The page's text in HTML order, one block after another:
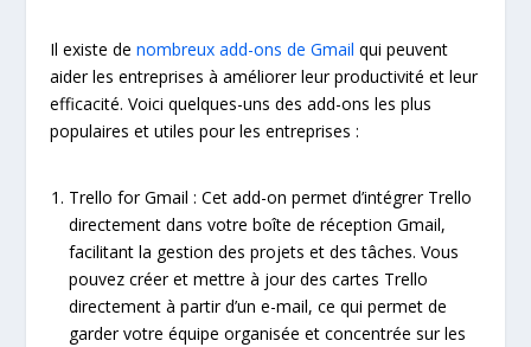
Il existe denombreux add-ons de Gmail qui peuvent
aider les entreprises à améliorer leur productivité et leur
efficacité. Voici quelques-uns des add-ons les plus
populaires et utiles pour les entreprises :
Trello for Gmail : Cet add-on permet d’intégrer Trello
directement dans votre boîte de réception Gmail,
facilitant la gestion des projets et des tâches. Vous
pouvez créer et mettre à jour des cartes Trello
directement à partir d’un e-mail, ce qui permet de
garder votre équipe organisée et concentrée sur les